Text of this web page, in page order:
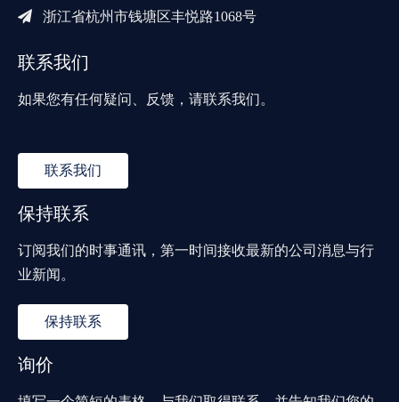
 浙江省杭州市钱塘区丰悦路1068号
联系我们
如果您有任何疑问、反馈，请联系我们。
联系我们
保持联系
订阅我们的时事通讯，第一时间接收最新的公司消息与行
业新闻。
保持联系
询价